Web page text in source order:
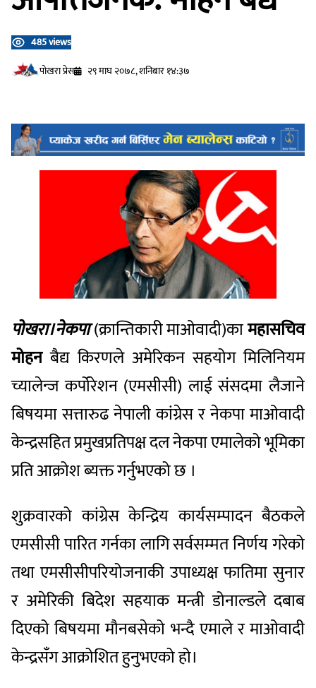
485 views
प‍ोखरा प्रेस
२९ माघ २०७८, शनिबार १४:३७
पोखरा।नेकपा(क्रान्तिकारीमाओवादी)कामहासचिव
मोहन बैद्य किरणले अमेरिकन सहयोग मिलिनियम
च्यालेन्जकर्पोरेशन(एमसीसी)लाई संसदमा लैजाने
बिषयमासत्तारुढनेपालीकांग्रेसरनेकपामाओवादी
केन्द्रसहितप्रमुखप्रतिपक्षदलनेकपाएमालेकोभूमिका
प्रतिआक्रोशब्यक्तगर्नुभएकोछ ।
शुक्रवारको कांग्रेस केन्द्रिय कार्यसम्पादन बैठकले
एमसीसीपारितगर्नकालागिसर्वसम्मतनिर्णयगरेको
तथा एमसीसीपरियोजनाकी उपाध्यक्ष फातिमा सुनार
र अमेरिकी बिदेश सहयाक मन्त्री डोनाल्डले दबाब
दिएकोबिषयमामौनबसेको भन्दैएमालेरमाओवादी
केन्द्रसँगआक्रोशितहुनुभएकोहो।